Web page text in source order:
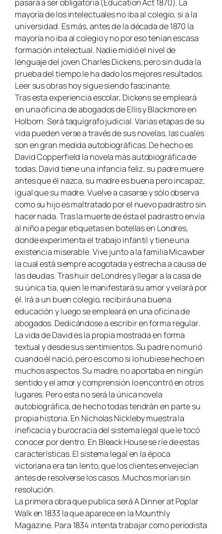
pasará a ser obligatoria (Education Act 1870). La
mayoría de los intelectuales no iba al colegio, si a la
universidad. Es más, antes de la década de 1870 la
mayoría no iba al colegio y no por eso tenían escasa
formación intelectual. Nadie midió el nivel de
lenguaje del joven Charles Dickens, pero sin duda la
prueba del tiempo le ha dado los mejores resultados.
Leer sus obras hoy sigue siendo fascinante.
Tras esta experiencia escolar, Dickens se empleará
en una oficina de abogadosde Ellis y Blackmoreen
Holborn. Será taquígrafo judicial. Varias etapas de su
vida pueden verse a través de sus novelas, las cuales
son en gran medida autobiográficas. De hechoes
David Copperfield la novela más autobiográfica de
todas. David tiene una infancia feliz, su padre muere
antes que él nazca, su madre es buena pero incapaz,
igual que su madre. Vuelve a casarse y sólo observa
como su hijo es maltratado por el nuevo padrastro sin
hacer nada. Tras la muerte de ésta el padrastro envía
al niño a pegar etiquetas en botellas en Londres,
donde experimenta el trabajo infantil y tiene una
existencia miserable. Vive junto a la familia Micawber
la cual está siempre acogotada y estrecha a causa de
las deudas. Tras huir de Londres y llegar a la casa de
su única tía, quien le manifestará su amor y velará por
él. Irá a un buen colegio, recibirá una buena
educación y luego se empleará en una oficina de
abogados. Dedicándose a escribir en forma regular.
La vida de David es la propia mostrada en forma
textual y desde sus sentimientos. Su padre no murió
cuando él nació, pero es como si lo hubiese hecho en
muchos aspectos. Su madre, no aportaba en ningún
sentido y el amor y comprensión lo encontró en otros
lugares. Pero esta no será la única novela
autobiográfica, de hecho todas tendrán en parte su
propia historia. En Nicholas Nicklebymuestra la
ineficacia y burocracia del sistema legal que le tocó
conocer por dentro. En Bleack Housese ríe de estas
características. El sistema legal en la época
victoriana era tan lento, que los clientes envejecían
antes de resolverse los casos. Muchos morían sin
resolución.
La primera obra que publica seráA Dinner at Poplar
Walken 1833 la que aparece en la Mounthly
Magazine. Para 1834 intenta trabajar como periodista